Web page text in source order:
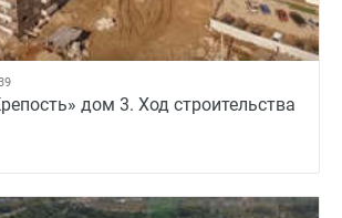
дом 3. Ход строительства